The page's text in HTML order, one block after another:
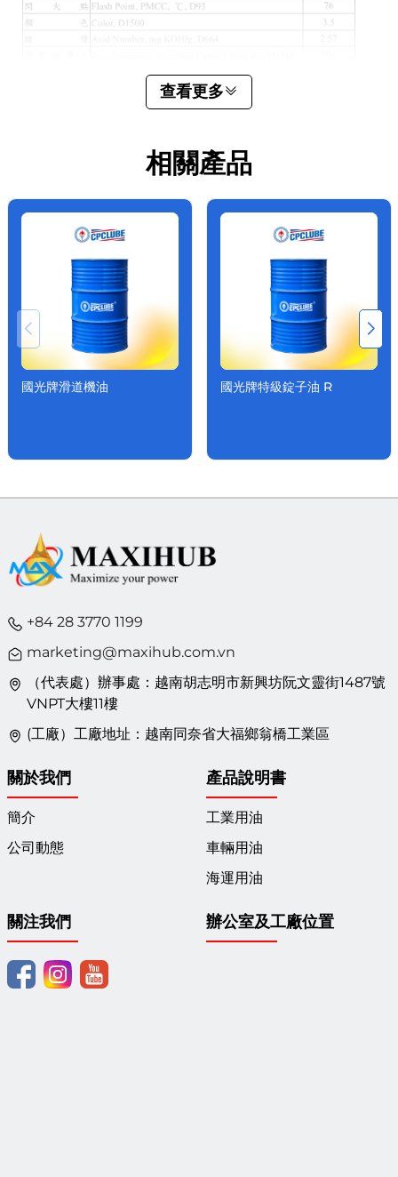
查看更多
相關產品
國光牌滑道機油 國光牌特級錠子油 R
+84 28 3770 1199
marketing@maxihub.com.vn
（代表處）辦事處：越南胡志明市新興坊阮文靈街1487號
VNPT大樓11樓
(工廠）工廠地址：越南同奈省大福鄉翁橋工業區
關於我們
簡介
公司動態
產品說明書
工業用油
車輛用油
海運用油
關注我們 辦公室及工廠位置